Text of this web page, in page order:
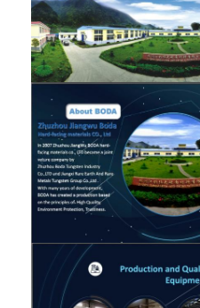
Гибкая
сваривая
веревочка
Dia6mm: F:
0.2-0.4mm
M: 0.4-
0.7mm
C: 0.7-1.2mm
Dia8mm: F:
0.2-0.4mm
M: 0.4-
0.7mm
C: 0.7-1.2mm